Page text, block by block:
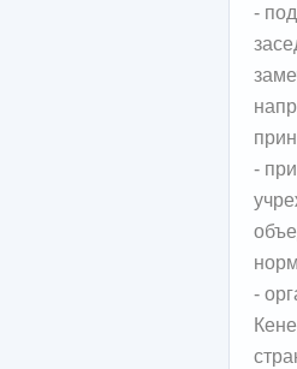
-
-
-